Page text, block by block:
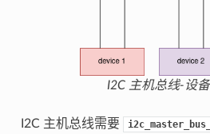
I2C 主机总线-设
I2C 主机总线需要